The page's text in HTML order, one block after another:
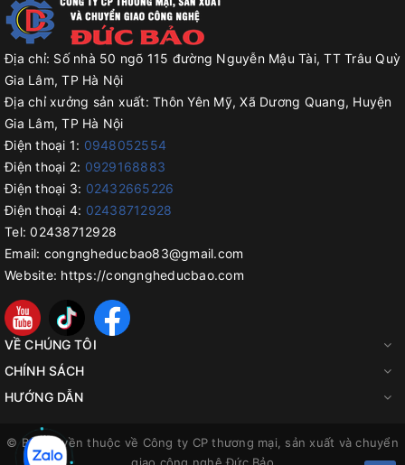
Địa chỉ: Số nhà 50 ngõ 115 đường Nguyễn Mậu Tài, TT Trâu Quỳ
Gia Lâm, TP Hà Nội
Địa chỉ xưởng sản xuất: Thôn Yên Mỹ, Xã Dương Quang, Huyện
Gia Lâm, TP Hà Nội
Điện thoại 1: 0948052554
Điện thoại 2: 0929168883
Điện thoại 3: 02432665226
Điện thoại 4: 02438712928
Tel: 02438712928
Email: congngheducbao83@gmail.com
Website: https://congngheducbao.com
VỀ CHÚNG TÔI
CHÍNH SÁCH
HƯỚNG DẪN
© Bản quyền thuộc về Công ty CP thương mại, sản xuất và chuyển